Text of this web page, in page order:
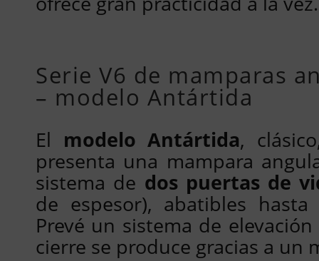
Serie V6 de mamparas
– modelo Antártida
El modelo Antártida,
presenta una mampara
sistema de dos puertas de
de espesor), abatibles
Prevé un sistema de
cierre se produce gracias a un